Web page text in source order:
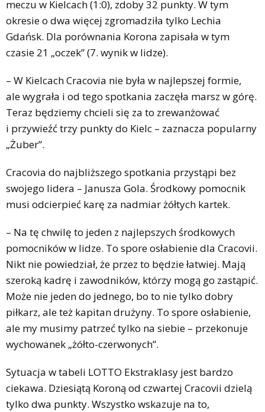
meczu w Kielcach (1:0), zdoby 32 punkty. W tym
okresie o dwa więcej zgromadziła tylko Lechia
Gdańsk. Dla porównania Korona zapisała w tym
czasie 21 „oczek” (7. wynik w lidze).
– W Kielcach Cracovia nie była w najlepszej formie,
ale wygrała i od tego spotkania zaczęła marsz w górę.
Teraz będziemy chcieli się za to zrewanżować
i przywieźć trzy punkty do Kielc – zaznacza popularny
„Żuber”.
Cracovia do najbliższego spotkania przystąpi bez
swojego lidera – Janusza Gola. Środkowy pomocnik
musi odcierpieć karę za nadmiar żółtych kartek.
– Na tę chwilę to jeden z najlepszych środkowych
pomocników w lidze. To spore osłabienie dla Cracovii.
Nikt nie powiedział, że przez to będzie łatwiej. Mają
szeroką kadrę i zawodników, którzy mogą go zastąpić.
Może nie jeden do jednego, bo to nie tylko dobry
piłkarz, ale też kapitan drużyny. To spore osłabienie,
ale my musimy patrzeć tylko na siebie – przekonuje
wychowanek „żółto-czerwonych”.
Sytuacja w tabeli LOTTO Ekstraklasy jest bardzo
ciekawa. Dziesiątą Koroną od czwartej Cracovii dzielą
tylko dwa punkty. Wszystko wskazuje na to,